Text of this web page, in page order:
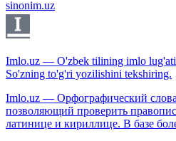
sinonim.uz
Imlo.uz — O'zbek tilining imlo
So'zning to'g'ri yozilishini tekshiring.
Imlo.uz — Орфографический
позволяющий проверить
латинице и кириллице. В базе